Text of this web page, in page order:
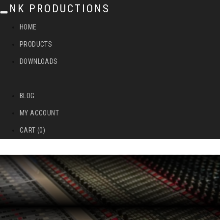
a
v
i
g
a
NK PRODUCTIONS
HOME
PRODUCTS
DOWNLOADS
BLOG
MY ACCOUNT
CART (0)